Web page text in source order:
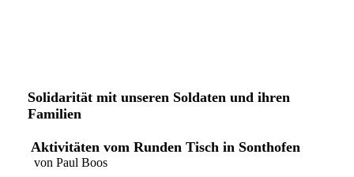
Solidarität mit unseren Soldaten und ihren
Familien
Aktivitäten vom Runden Tisch in Sonthofen
von Paul Boos